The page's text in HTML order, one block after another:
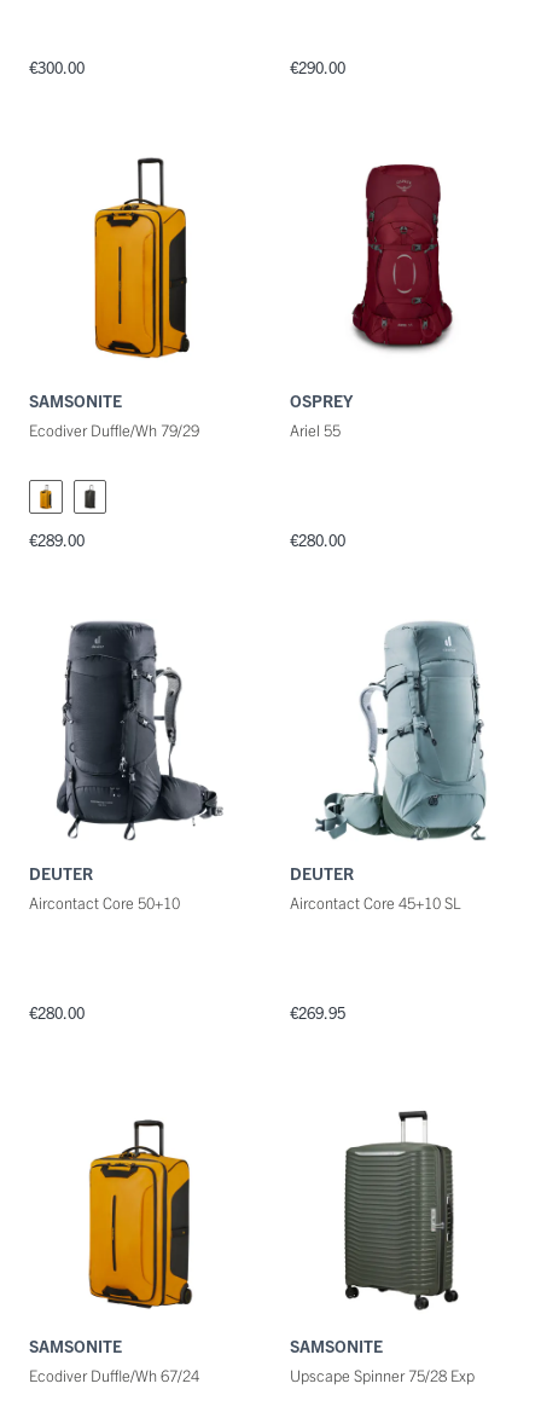
€300.00 €290.00
SAMSONITE
Ecodiver Duffle/Wh 79/29
€289.00
OSPREY
Ariel 55
€280.00
DEUTER
Aircontact Core 50+10
€280.00
DEUTER
Aircontact Core 45+10 SL
€269.95
SAMSONITE
Ecodiver Duffle/Wh 67/24
SAMSONITE
Upscape Spinner 75/28 Exp